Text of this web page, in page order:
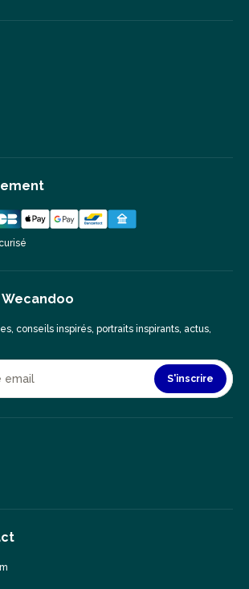
conseils inspirés, portraits inspirants, actus,
S'inscrire